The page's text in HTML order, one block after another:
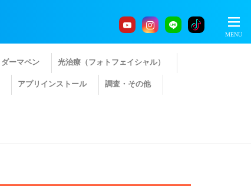
ダーマペン 光治療（フォトフェイシャル）
アプリインストール 調査・その他